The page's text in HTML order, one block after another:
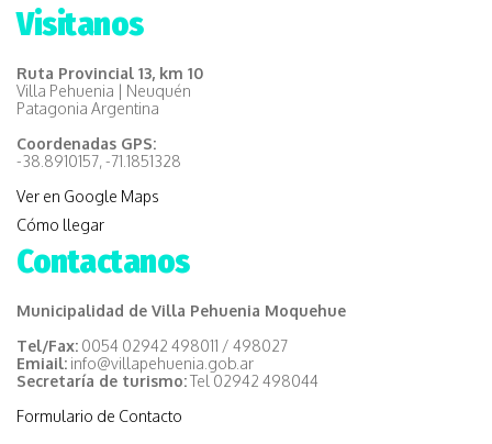
Visitanos
Ruta Provincial 13, km 10
Villa Pehuenia | Neuquén
Patagonia Argentina
Coordenadas GPS:
-38.8910157, -71.1851328
Ver en Google Maps
Cómo llegar
Contactanos
Municipalidad de Villa Pehuenia Moquehue
Tel/Fax: 0054 02942 498011 / 498027
Emiail: info@villapehuenia.gob.ar
Secretaría de turismo:Tel 02942 498044
Formulario de Contacto